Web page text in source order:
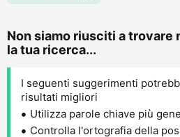
Non siamo riusciti a trovare
la tua ricerca...
I seguenti suggerimenti
risultati migliori
Utilizza parole chiave più
Controlla l'ortografia della